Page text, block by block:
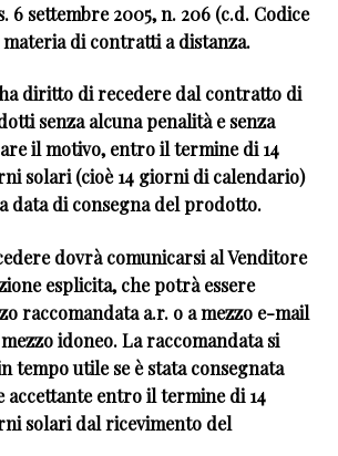
6 settembre 2005, n. 206 (c.d. Codice
di contratti a distanza.
diritto di recedere dal contratto di
senza alcuna penalità e senza
il motivo, entro il termine di 14
solari (cioè 14 giorni di calendario)
data di consegna del prodotto.
dovrà comunicarsi al Venditore
esplicita, che potrà essere
raccomandata a.r. o a mezzo e-mail
idoneo. La raccomandata si
tempo utile se è stata consegnata
accettante entro il termine di 14
solari dal ricevimento del